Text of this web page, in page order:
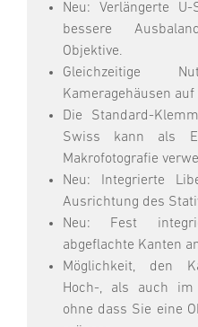
Neu: Verlängerte
bessere
Objektive.
Gleichzeitige
Kameragehäusen
Die Standard-
Swiss kann als
Makrofotografie
Neu: Integrierte
Ausrichtung des
Neu: Fest
abgeflachte Kanten
Möglichkeit, den
Hoch-, als auch im
ohne dass Sie eine